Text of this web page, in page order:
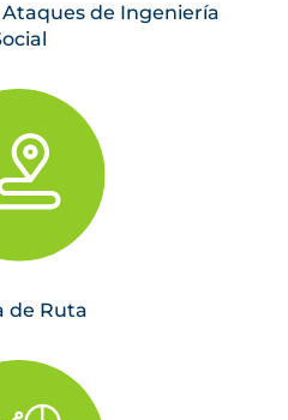
de Ingeniería
de Ruta